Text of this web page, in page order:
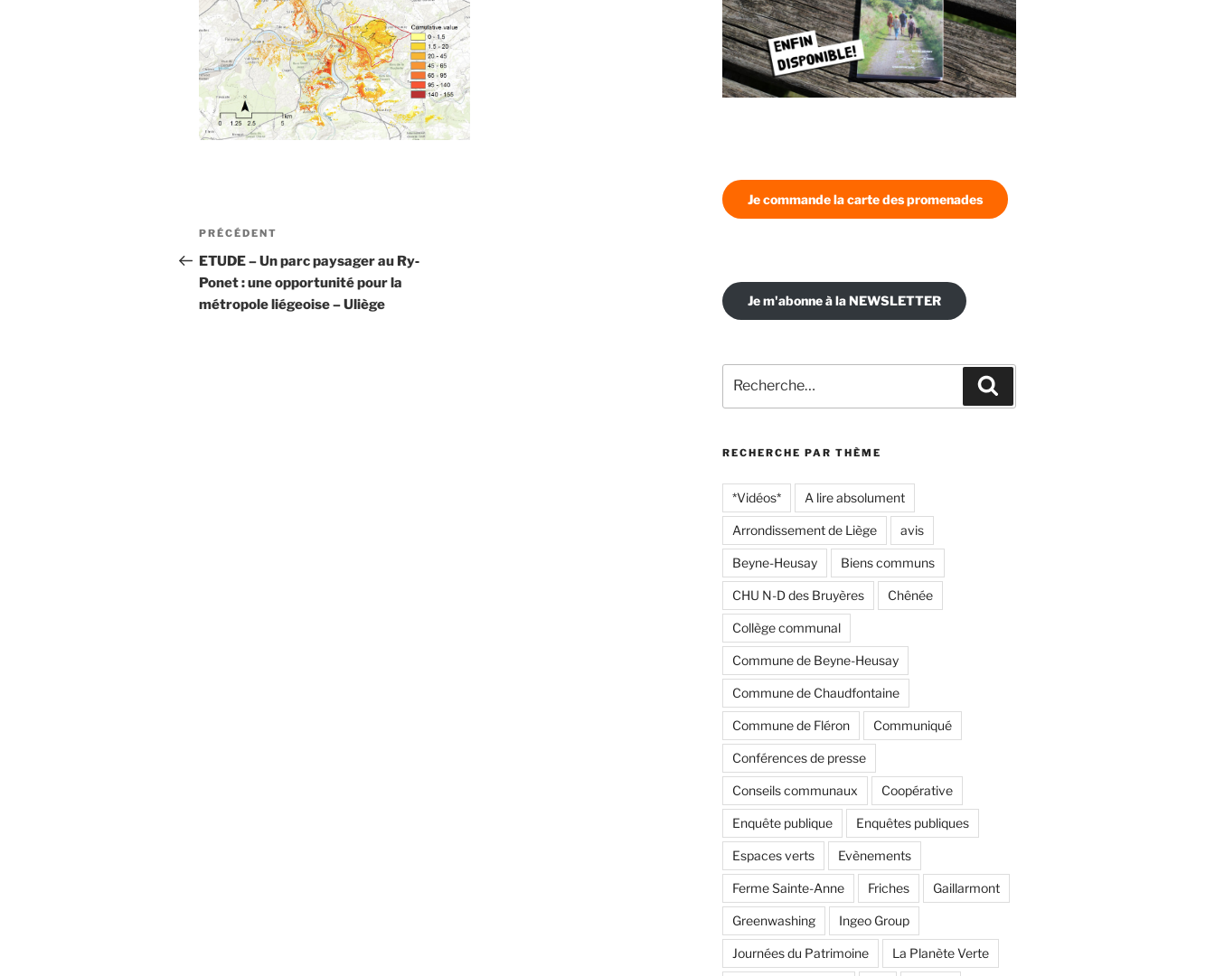
Navigation
de
l’article
Article
précédent
PRÉCÉDENT
ETUDE – Un parc paysager au Ry‐
Ponet : une opportunité pour la
métropole liégeoise – Uliège
Je commande la carte des promenades
Je m'abonne à la NEWSLETTER
pour
:
RECHERCHE PAR THÈME
*Vidéos* A lire absolument
Arrondissement de Liège avis
Beyne-Heusay Biens communs
CHU N-D des Bruyères Chênée
Collège communal
Commune de Beyne-Heusay
Commune de Chaudfontaine
Commune de Fléron Communiqué
Conférences de presse
Conseils communaux Coopérative
Enquête publique Enquêtes publiques
Espaces verts Evènements
Ferme Sainte-Anne Friches Gaillarmont
Greenwashing Ingeo Group
Journées du Patrimoine La Planète Verte